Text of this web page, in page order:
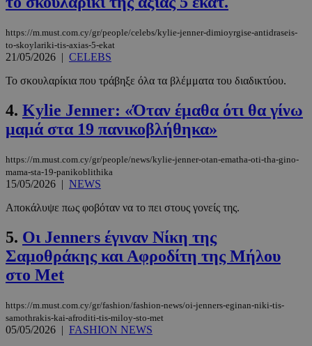
https://m.must.com.cy/gr/people/celebs/kylie-jenner-dimioyrgise-antidraseis-
to-skoylariki-tis-axias-5-ekat
21/05/2026 | CELEBS
Το σκουλαρίκια που τράβηξε όλα τα βλέμματα του διαδικτύου.
4. Kylie Jenner: «Όταν έμαθα ότι θα γίνω
μαμά στα 19 πανικοβλήθηκα»
https://m.must.com.cy/gr/people/news/kylie-jenner-otan-ematha-oti-tha-gino-
mama-sta-19-panikoblithika
15/05/2026 | NEWS
Αποκάλυψε πως φοβόταν να το πει στους γονείς της.
5. Οι Jenners έγιναν Νίκη της
Σαμοθράκης και Αφροδίτη της Μήλου
στο Met
https://m.must.com.cy/gr/fashion/fashion-news/oi-jenners-eginan-niki-tis-
samothrakis-kai-afroditi-tis-miloy-sto-met
05/05/2026 | FASHION NEWS